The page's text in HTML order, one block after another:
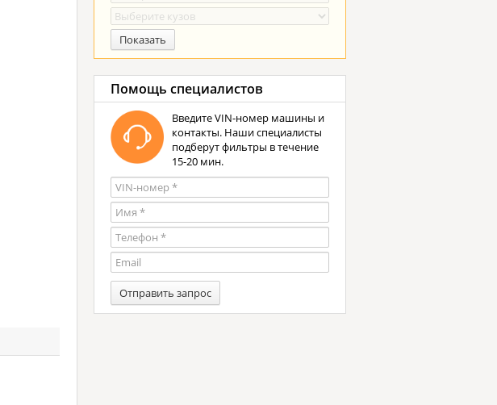
Показать
Помощь специалистов
Введите VIN-номер машины и
контакты. Наши специалисты
подберут фильтры в течение
15-20 мин.
Отправить запрос